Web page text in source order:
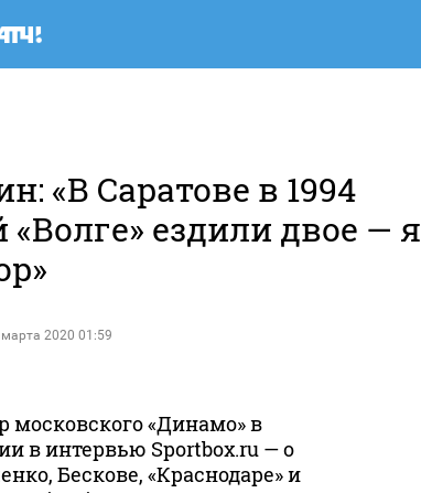
«В Саратове в 1994
«Волге» ездили двое — я
2020 01:59
«Динамо» в
в интервью Sportbox.ru — о
Бескове, «Краснодаре» и